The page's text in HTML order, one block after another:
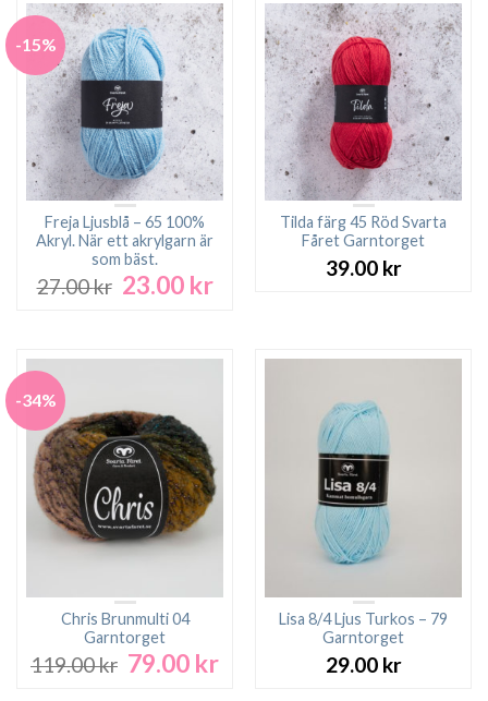
-15%
Freja Ljusblå – 65 100%
Akryl. När ett akrylgarn är
som bäst.
27.00kr Det
27.00 kr.
23.00 krDet
23.00 kr.
Tilda färg 45 Röd Svarta
Fåret Garntorget
39.00 kr
-34%
Chris Brunmulti 04
Garntorget
119.00kr Det
79.00 krDet
Lisa 8/4 Ljus Turkos – 79
Garntorget
29.00 kr